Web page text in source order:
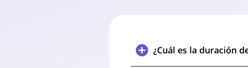
¿Cuál es la duración